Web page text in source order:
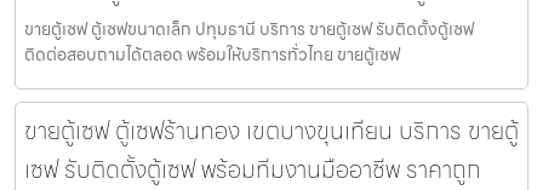
ขายตู้เซฟ ตู้เซฟขนาดเล็ก ปทุมธานี บริการ ขายตู้เซฟ รับติดตั้งตู้เซฟ
ติดต่อสอบถามได้ตลอด พร้อมให้บริการทั่วไทย ขายตู้เซฟ
ขายตู้เซฟ ตู้เซฟร้านทอง เขตบางขุนเทียน บริการ ขายตู้
เซฟ รับติดตั้งตู้เซฟ พร้อมทีมงานมืออาชีพ ราคาถูก